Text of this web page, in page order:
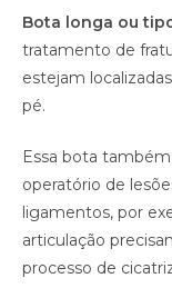
Bota longa ou
tratamento de
estejam
pé.
Essa bota
operatório de
ligamentos, por
articulação
processo de